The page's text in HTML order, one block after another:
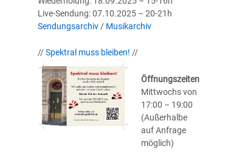
Live-Sendung: 07.10.2025 – 20-21h
Sendungsarchiv/ Musikarchiv
//Spektral muss bleiben! //
Öffnungszeiten
Mittwochs von
17:00 – 19:00
(Außerhalbe
auf Anfrage
möglich)